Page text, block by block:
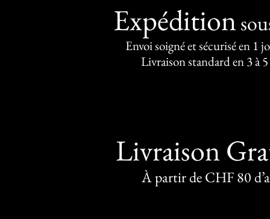
Expédition
Envoi soigné et sécurisé en 1
Livraison standard en 3 à
Livraison
À partir de CHF 80